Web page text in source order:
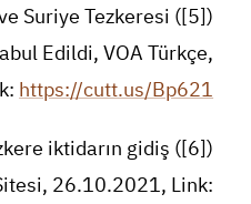
ve Suriye Tezkeresi
Edildi, VOA Türkçe,
https://cutt.us/Bp621
iktidarın gidiş
26.10.2021, Link: